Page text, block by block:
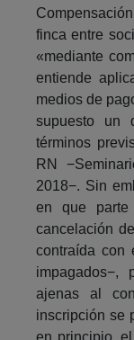
finca entre
«mediante
entiende
medios de
supuesto un
términos
RN
2018−. Sin
en que
cancelación
contraída con
impagados−,
ajenas al
inscripción se
en principio,